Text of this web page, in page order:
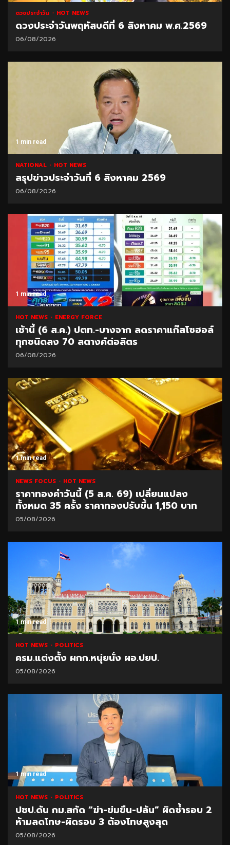
ดวงประจำวัน HOT NEWS
ดวงประจำวันพฤหัสบดีที่ 6 สิงหาคม พ.ศ.2569
06/08/2026
1 min read
NATIONAL HOT NEWS
สรุปข่าวประจำวันที่ 6 สิงหาคม 2569
06/08/2026
1 min read
HOT NEWS ENERGY FORCE
เช้านี้ (6 ส.ค.) ปตท.-บางจาก ลดราคาแก๊สโซฮอล์
ทุกชนิดลง 70 สตางค์ต่อลิตร
06/08/2026
1 min read
NEWS FOCUS HOT NEWS
ราคาทองคำวันนี้ (5 ส.ค. 69) เปลี่ยนแปลง
ทั้งหมด 35 ครั้ง ราคาทองปรับขึ้น 1,150 บาท
05/08/2026
1 min read
HOT NEWS POLITICS
ครม.แต่งตั้ง ผกก.หนุ่ยนั่ง ผอ.ปยป.
05/08/2026
1 min read
HOT NEWS POLITICS
ปชป.ดัน กม.สกัด “ฆ่า-ข่มขืน-ปล้น” ผิดซ้ำรอบ 2
ห้ามลดโทษ-ผิดรอบ 3 ต้องโทษสูงสุด
05/08/2026